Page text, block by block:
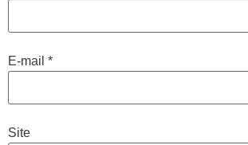
E-mail *
Site